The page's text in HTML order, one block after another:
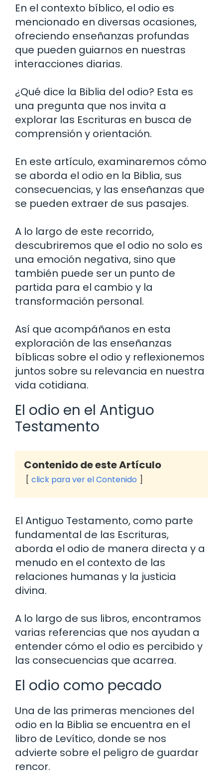
En el contexto bíblico, el odio es
mencionado en diversas ocasiones,
ofreciendo enseñanzas profundas
que pueden guiarnos en nuestras
interacciones diarias.
¿Qué dice la Biblia del odio? Esta es
una pregunta que nos invita a
explorar las Escrituras en busca de
comprensión y orientación.
En este artículo, examinaremos cómo
se aborda el odio en la Biblia, sus
consecuencias, y las enseñanzas que
se pueden extraer de sus pasajes.
A lo largo de este recorrido,
descubriremos que el odio no solo es
una emoción negativa, sino que
también puede ser un punto de
partida para el cambio y la
transformación personal.
Así que acompáñanos en esta
exploración de las enseñanzas
bíblicas sobre el odio y reflexionemos
juntos sobre su relevancia en nuestra
vida cotidiana.
El odio en el Antiguo
Testamento
Contenido de este Artículo
click para ver el Contenido
El Antiguo Testamento, como parte
fundamental de las Escrituras,
aborda el odio de manera directa y a
menudo en el contexto de las
relaciones humanas y la justicia
divina.
A lo largo de sus libros, encontramos
varias referencias que nos ayudan a
entender cómo el odio es percibido y
las consecuencias que acarrea.
El odio como pecado
Una de las primeras menciones del
odio en la Biblia se encuentra en el
libro de Levítico, donde se nos
advierte sobre el peligro de guardar
rencor.